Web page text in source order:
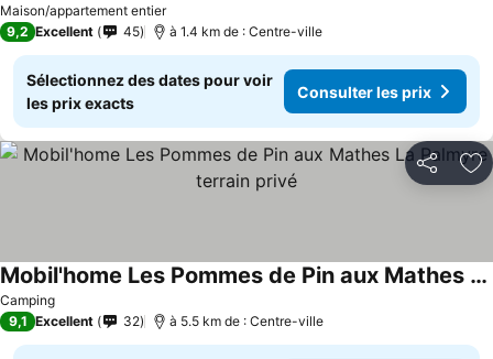
Maison/appartement entier
9,2 Excellent 45 à 1.4 km de : Centre-ville
Sélectionnez des dates pour voir
les prix exacts
Consulter les prix
Partager
Camping
Mobil'home Les Pommes de Pin aux Mathes La Palmyre terrain privé
9,1 Excellent 32 à 5.5 km de : Centre-ville